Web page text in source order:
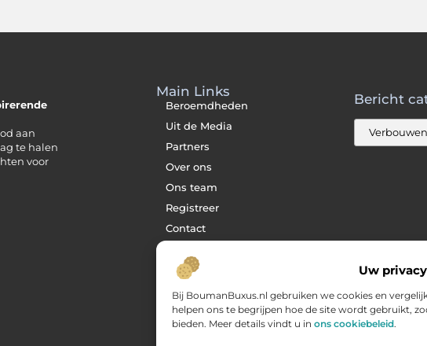
Uw
Bij BoumanBuxus.nl gebruiken we cookies en
helpen ons te begrijpen hoe de site wordt gebruikt,
bieden. Meer details vindt u in ons cookiebeleid.
aan
te halen
voor
Main Links
Beroemdheden
Uit de Media
Partners
Over ons
Ons team
Registreer
Contact
Cookiebeleid (EU)
Goede backlinks kopen:
zo verbeter jij jouw
website rankings
Geld verdienen via
Bericht